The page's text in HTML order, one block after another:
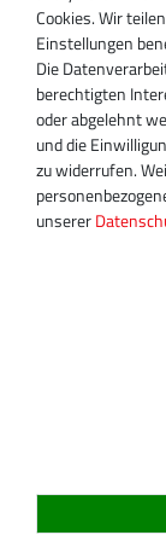
+49 30 340
+49 30 340
+49 30 340
Aktuelle
Mo-Fr: 08:00 Uhr
Sa: geschlossen
Cookies. Wir
Einstellungen
Die
berechtigten
oder abgelehnt
und die
zu widerrufen.
unserer